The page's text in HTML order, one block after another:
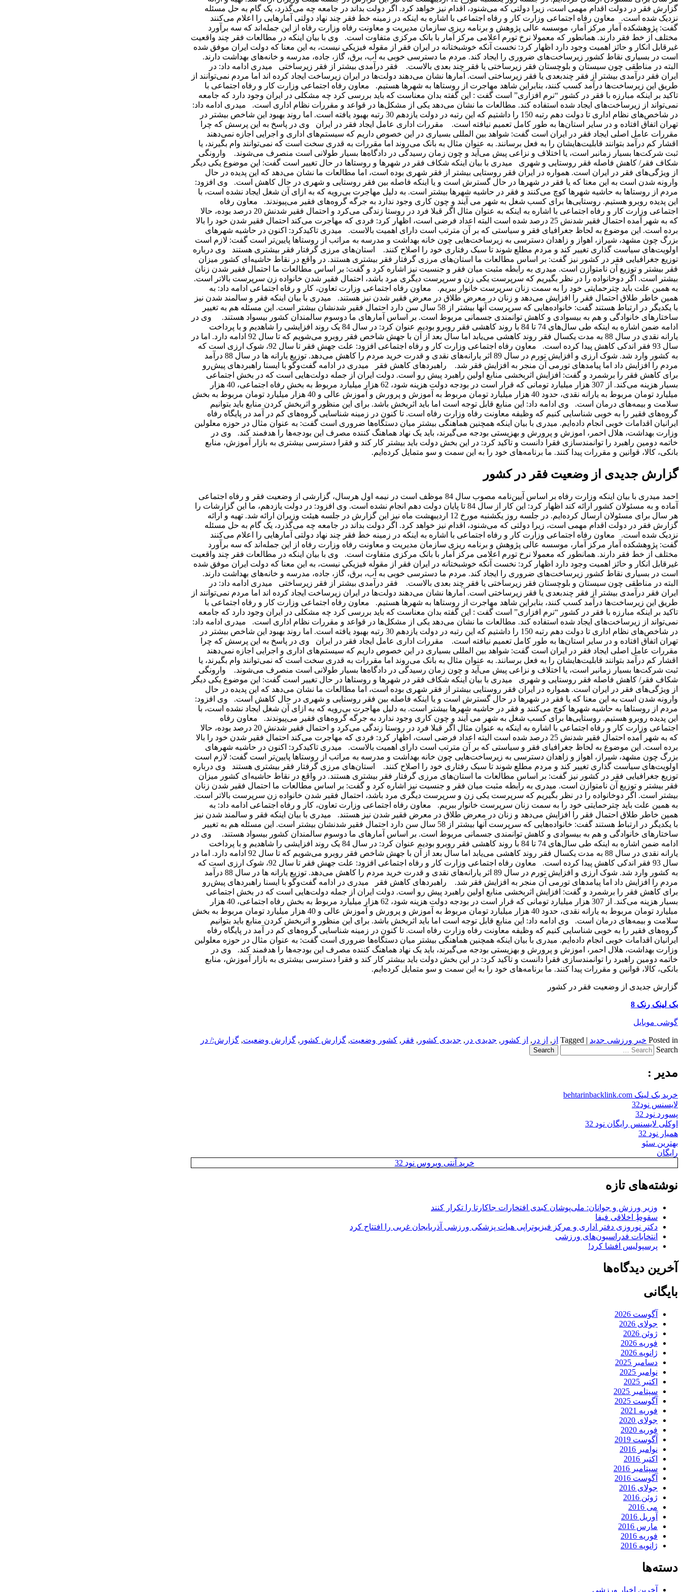
گزارش فقر در دولت اقدام مهمی است، زیرا دولتی که می‌شنود، اقدام نیز خواهد کرد. اگر دولت بداند در جامعه چه می‌گذرد، یک گام به حل مسئله
نزدیک شده است. معاون رفاه اجتماعی وزارت کار و رفاه اجتماعی با اشاره به اینکه در زمینه خط فقر چند نهاد دولتی آمارهایی را اعلام می‌کنند
گفت: پژوهشکده آمار مرکز آمار، موسسه عالی پژوهش و برنامه ریزی سازمان مدیریت و معاونت رفاه وزارت رفاه از این جمله‌اند که سه برآورد
مختلف از خط فقر دارند. همانطور که معمولا نرخ تورم اعلامی مرکز آمار با بانک مرکزی متفاوت است. وی با بیان اینکه در مطالعات فقر چند واقعیت
غیرقابل انکار و حائز اهمیت وجود دارد اظهار کرد: نخست آنکه خوشبختانه در ایران فقر از مقوله فیزیکی نیست، به این معنا که دولت ایران موفق شده
است در بسیاری نقاط کشور زیرساخت‌های ضروری را ایجاد کند. مردم ما دسترسی خوبی به آب، برق، گاز، جاده، مدرسه و خانه‌های بهداشت دارند.
البته در مناطقی چون سیستان و بلوچستان فقر زیرساختی یا فقر چند بعدی بالاست. فقر درآمدی بیشتر از فقر زیرساختی میدری ادامه داد: در
ایران فقر درآمدی بیشتر از فقر چندبعدی یا فقر زیرساختی است. آمارها نشان می‌دهند دولت‌ها در ایران زیرساخت‌ ایجاد کرده اند اما مردم نمی‌توانند از
طریق این زیرساخت‌ها درآمد کسب کنند، بنابراین شاهد مهاجرت از روستاها به شهرها هستیم. معاون رفاه اجتماعی وزارت کار و رفاه اجتماعی با
تاکید بر اینکه مبارزه با فقر در کشور “نرم افزاری” است گفت : این گفته بدان معناست که باید بررسی کرد چه مشکلی در ایران وجود دارد که جامعه
نمی‌تواند از زیرساخت‌های ایجاد شده استفاده کند. مطالعات ما نشان می‌دهد یکی از مشکل‌ها در قواعد و مقررات نظام اداری است. میدری ادامه داد:
در شاخص‌های نظام اداری تا دولت دهم رتبه 150 را داشتیم که این رتبه در دولت یازدهم 30 رتبه بهبود یافته است. اما روند بهبود این شاخص بیشتر در
تهران اتفاق افتاده و در سایر استان‌ها به طور کامل تعمیم نیافته است. مقررات اداری عامل ایجاد فقر در ایران وی در پاسخ به این پرسش که چرا
مقررات عامل اصلی ایجاد فقر در ایران است گفت: شواهد بین المللی بسیاری در این خصوص داریم که سیستم‌های اداری و اجرایی اجازه نمی‌دهند
اقشار کم درآمد بتوانند قابلیت‌هایشان را به فعل برسانند. به عنوان مثال به بانک می‌روند اما مقررات به قدری سخت است که نمی‌توانند وام بگیرند، یا
ثبت شرکت‌ها بسیار زمانبر است، یا اختلاف و نزاعی پیش می‌آید و چون زمان رسیدگی در دادگاه‌ها بسیار طولانی است منصرف می‌شوند. وارونگی
شکاف فقر/ کاهش فاصله فقر روستایی و شهری میدری با بیان اینکه شکاف فقر در شهرها و روستاها در حال تغییر است گفت: این موضوع یکی دیگر
از ویژگی‌های فقر در ایران است. همواره در ایران فقر روستایی بیشتر از فقر شهری بوده است، اما مطالعات ما نشان می‌دهد که این پدیده در حال
وارونه شدن است به این معنا که یا فقر در شهرها در حال گسترش است و یا اینکه فاصله بین فقر روستایی و شهری در حال کاهش است. وی افزود:
مردم از روستاها به حاشیه شهرها کوچ می‌کنند و فقر در حاشیه شهرها بیشتر است. به دلیل مهاجرت بی‌رویه که به ازای آن شغل ایجاد نشده است، با
این پدیده روبرو هستیم. روستایی‌ها برای کسب شغل به شهر می آیند و چون کاری وجود ندارد به جرگه گروه‌های فقیر می‌پیوندند. معاون رفاه
اجتماعی وزارت کار و رفاه اجتماعی با اشاره به اینکه به عنوان مثال اگر قبلا فرد در روستا زندگی می‌کرد و احتمال فقیر شدنش 20 درصد بوده، حالا
که به شهر آمده احتمال فقیر شدنش 25 درصد شده است البته اعداد فرضی است، اظهار کرد: فردی که مهاجرت می‌کند احتمال فقیر شدن خود را بالا
برده است. این موضوع به لحاظ جغرافیای فقر و سیاستی که بر آن مترتب است دارای اهمیت بالاست. میدری تاکیدکرد: اکنون در حاشیه شهرهای
بزرگ چون مشهد، شیراز، اهواز و زاهدان دسترسی به زیرساخت‌هایی چون خانه بهداشت و مدرسه به مراتب از روستاها پایین‌تر است گفت: لازم است
اولویت‌های سیاست گذاری تغییر کند و مردم مطلع شوند تا سبک رفتاری خود را اصلاح کنند. استان‌های مرزی گرفتار فقر بیشتری هستند وی درباره
توزیع جغرافیایی فقر در کشور نیز گفت: بر اساس مطالعات ما استان‌های مرزی گرفتار فقر بیشتری هستند. در واقع در نقاط حاشیه‌ای کشور میزان
فقر بیشتر و توزیع آن نامتوازن است. میدری به رابطه مثبت میان فقر و جنسیت نیز اشاره کرد و گفت: بر اساس مطالعات ما احتمال فقیر شدن زنان
بیشتر است. اگر دوخانواده را در نظر بگیریم که سرپرست یکی زن و سرپرست دیگری مرد باشد، احتمال فقیر شدن خانواده زن سرپرست بالاتر است.
به همین علت باید چترحمایتی خود را به سمت زنان سرپرست خانوار ببریم. معاون رفاه اجتماعی وزارت تعاون، کار و رفاه اجتماعی ادامه داد: به
همین خاطر طلاق احتمال فقر را افزایش می‌دهد و زنان در معرض طلاق در معرض فقیر شدن نیز هستند. میدری با بیان اینکه فقر و سالمند شدن نیز
با یکدیگر در ارتباط هستند گفت: خانواده‌هایی که سرپرست آنها بیشتر از 58 سال سن دارد احتمال فقیر شدنشان بیشتر است. این مسئله هم به تغییر
ساختارهای خانوادگی و هم به بیسوادی و کاهش توانمندی جسمانی مربوط است. بر اساس آمارهای ما دوسوم سالمندان کشور بیسواد هستند. وی در
ادامه ضمن اشاره به اینکه طی سال‌های 74 تا 84 با روند کاهشی فقر روبرو بودیم عنوان کرد: در سال 84 یک روند افزایشی را شاهدیم و با پرداخت
یارانه نقدی در سال 88 به مدت یکسال فقر روند کاهشی می‌یابد اما سال بعد از آن با جهش شاخص فقر روبرو می‌شویم که تا سال 92 ادامه دارد. اما در
سال 93 فقر اندکی کاهش پیدا کرده است. معاون رفاه اجتماعی وزارت کار و رفاه اجتماعی افزود: علت جهش فقر تا سال 92، شوک ارزی است که
به کشور وارد شد. شوک ارزی و افزایش تورم در سال 89 اثر یارانه‌های نقدی و قدرت خرید مردم را کاهش می‌دهد. توزیع یارانه ها در سال 88 درآمد
مردم را افزایش داد اما پیامدهای تورمی آن منجر به افزایش فقر شد. راهبردهای کاهش فقر میدری در ادامه گفت‌وگو با ایسنا راهبردهای پیش‌رو
برای کاهش فقر را برشمرد و گفت: افزایش اثربخشی منابع اولین راهبرد پیش رو است. دولت ایران از جمله دولت‌هایی است که در بخش اجتماعی
بسیار هزینه می‌کند. از 307 هزار میلیارد تومانی که قرار است در بودجه دولت هزینه شود، 62 هزار میلیارد مربوط به بخش رفاه اجتماعی، 40 هزار
میلیارد تومان مربوط به یارانه نقدی، حدود 40 هزار میلیارد تومان مربوط به آموزش و پرورش و آموزش عالی و 40 هزار میلیارد تومان مربوط به بخش
سلامت و بیمه‌های درمان است. وی ادامه داد: این منابع قابل توجه است اما باید اثربخش باشد. برای این منظور و اثربخش کردن منابع باید بتوانیم
گروه‌های فقیر را به خوبی شناسایی کنیم که وظیفه معاونت رفاه وزارت رفاه است. تا کنون در زمینه شناسایی گروه‌های کم در آمد در پایگاه رفاه
ایرانیان اقدامات خوبی انجام داده‌ایم. میدری با بیان اینکه همچنین هماهنگی بیشتر میان دستگاه‌ها ضروری است گفت: به عنوان مثال در حوزه معلولین
وزارت بهداشت، هلال احمر، اموزش و پرورش و بهزیستی بودجه می‌گیرند، باید یک نهاد هماهنگ کننده مصرف این بودجه‌ها را هدفمند کند. وی در
خاتمه دومین راهبرد را توانمندسازی فقرا دانست و تاکید کرد: در این بخش دولت باید بیشتر کار کند و فقرا دسترسی بیشتری به بازار آموزش، منابع
بانکی، کالا، قوانین و مقررات پیدا کنند. ما برنامه‌های خود را به این سمت و سو متمایل کرده‌ایم.
گزارش جدیدی از وضعیت فقر در کشور
احمد میدری با بیان اینکه وزارت رفاه بر اساس آیین‌نامه مصوب سال 84 موظف است در نیمه اول هرسال، گزارشی از وضعیت فقر و رفاه اجتماعی
آماده و به مسئولان کشور ارائه کند اظهار کرد: این کار از سال 84 تا پایان دولت دهم انجام نشده است. وی افزود: در دولت یازدهم، ما این گزارشات را
هر سال برای مسئولان ارسال کرده‌ایم. در جلسه روز یکشنبه مورخ 12 اردیبهشت ماه نیز این گزارش در جلسه هیئت وزیران ارائه شد. تهیه و ارائه
گزارش فقر در دولت اقدام مهمی است، زیرا دولتی که می‌شنود، اقدام نیز خواهد کرد. اگر دولت بداند در جامعه چه می‌گذرد، یک گام به حل مسئله
نزدیک شده است. معاون رفاه اجتماعی وزارت کار و رفاه اجتماعی با اشاره به اینکه در زمینه خط فقر چند نهاد دولتی آمارهایی را اعلام می‌کنند
گفت: پژوهشکده آمار مرکز آمار، موسسه عالی پژوهش و برنامه ریزی سازمان مدیریت و معاونت رفاه وزارت رفاه از این جمله‌اند که سه برآورد
مختلف از خط فقر دارند. همانطور که معمولا نرخ تورم اعلامی مرکز آمار با بانک مرکزی متفاوت است. وی با بیان اینکه در مطالعات فقر چند واقعیت
غیرقابل انکار و حائز اهمیت وجود دارد اظهار کرد: نخست آنکه خوشبختانه در ایران فقر از مقوله فیزیکی نیست، به این معنا که دولت ایران موفق شده
است در بسیاری نقاط کشور زیرساخت‌های ضروری را ایجاد کند. مردم ما دسترسی خوبی به آب، برق، گاز، جاده، مدرسه و خانه‌های بهداشت دارند.
البته در مناطقی چون سیستان و بلوچستان فقر زیرساختی یا فقر چند بعدی بالاست. فقر درآمدی بیشتر از فقر زیرساختی میدری ادامه داد: در
ایران فقر درآمدی بیشتر از فقر چندبعدی یا فقر زیرساختی است. آمارها نشان می‌دهند دولت‌ها در ایران زیرساخت‌ ایجاد کرده اند اما مردم نمی‌توانند از
طریق این زیرساخت‌ها درآمد کسب کنند، بنابراین شاهد مهاجرت از روستاها به شهرها هستیم. معاون رفاه اجتماعی وزارت کار و رفاه اجتماعی با
تاکید بر اینکه مبارزه با فقر در کشور “نرم افزاری” است گفت : این گفته بدان معناست که باید بررسی کرد چه مشکلی در ایران وجود دارد که جامعه
نمی‌تواند از زیرساخت‌های ایجاد شده استفاده کند. مطالعات ما نشان می‌دهد یکی از مشکل‌ها در قواعد و مقررات نظام اداری است. میدری ادامه داد:
در شاخص‌های نظام اداری تا دولت دهم رتبه 150 را داشتیم که این رتبه در دولت یازدهم 30 رتبه بهبود یافته است. اما روند بهبود این شاخص بیشتر در
تهران اتفاق افتاده و در سایر استان‌ها به طور کامل تعمیم نیافته است. مقررات اداری عامل ایجاد فقر در ایران وی در پاسخ به این پرسش که چرا
مقررات عامل اصلی ایجاد فقر در ایران است گفت: شواهد بین المللی بسیاری در این خصوص داریم که سیستم‌های اداری و اجرایی اجازه نمی‌دهند
اقشار کم درآمد بتوانند قابلیت‌هایشان را به فعل برسانند. به عنوان مثال به بانک می‌روند اما مقررات به قدری سخت است که نمی‌توانند وام بگیرند، یا
ثبت شرکت‌ها بسیار زمانبر است، یا اختلاف و نزاعی پیش می‌آید و چون زمان رسیدگی در دادگاه‌ها بسیار طولانی است منصرف می‌شوند. وارونگی
شکاف فقر/ کاهش فاصله فقر روستایی و شهری میدری با بیان اینکه شکاف فقر در شهرها و روستاها در حال تغییر است گفت: این موضوع یکی دیگر
از ویژگی‌های فقر در ایران است. همواره در ایران فقر روستایی بیشتر از فقر شهری بوده است، اما مطالعات ما نشان می‌دهد که این پدیده در حال
وارونه شدن است به این معنا که یا فقر در شهرها در حال گسترش است و یا اینکه فاصله بین فقر روستایی و شهری در حال کاهش است. وی افزود:
مردم از روستاها به حاشیه شهرها کوچ می‌کنند و فقر در حاشیه شهرها بیشتر است. به دلیل مهاجرت بی‌رویه که به ازای آن شغل ایجاد نشده است، با
این پدیده روبرو هستیم. روستایی‌ها برای کسب شغل به شهر می آیند و چون کاری وجود ندارد به جرگه گروه‌های فقیر می‌پیوندند. معاون رفاه
اجتماعی وزارت کار و رفاه اجتماعی با اشاره به اینکه به عنوان مثال اگر قبلا فرد در روستا زندگی می‌کرد و احتمال فقیر شدنش 20 درصد بوده، حالا
که به شهر آمده احتمال فقیر شدنش 25 درصد شده است البته اعداد فرضی است، اظهار کرد: فردی که مهاجرت می‌کند احتمال فقیر شدن خود را بالا
برده است. این موضوع به لحاظ جغرافیای فقر و سیاستی که بر آن مترتب است دارای اهمیت بالاست. میدری تاکیدکرد: اکنون در حاشیه شهرهای
بزرگ چون مشهد، شیراز، اهواز و زاهدان دسترسی به زیرساخت‌هایی چون خانه بهداشت و مدرسه به مراتب از روستاها پایین‌تر است گفت: لازم است
اولویت‌های سیاست گذاری تغییر کند و مردم مطلع شوند تا سبک رفتاری خود را اصلاح کنند. استان‌های مرزی گرفتار فقر بیشتری هستند وی درباره
توزیع جغرافیایی فقر در کشور نیز گفت: بر اساس مطالعات ما استان‌های مرزی گرفتار فقر بیشتری هستند. در واقع در نقاط حاشیه‌ای کشور میزان
فقر بیشتر و توزیع آن نامتوازن است. میدری به رابطه مثبت میان فقر و جنسیت نیز اشاره کرد و گفت: بر اساس مطالعات ما احتمال فقیر شدن زنان
بیشتر است. اگر دوخانواده را در نظر بگیریم که سرپرست یکی زن و سرپرست دیگری مرد باشد، احتمال فقیر شدن خانواده زن سرپرست بالاتر است.
به همین علت باید چترحمایتی خود را به سمت زنان سرپرست خانوار ببریم. معاون رفاه اجتماعی وزارت تعاون، کار و رفاه اجتماعی ادامه داد: به
همین خاطر طلاق احتمال فقر را افزایش می‌دهد و زنان در معرض طلاق در معرض فقیر شدن نیز هستند. میدری با بیان اینکه فقر و سالمند شدن نیز
با یکدیگر در ارتباط هستند گفت: خانواده‌هایی که سرپرست آنها بیشتر از 58 سال سن دارد احتمال فقیر شدنشان بیشتر است. این مسئله هم به تغییر
ساختارهای خانوادگی و هم به بیسوادی و کاهش توانمندی جسمانی مربوط است. بر اساس آمارهای ما دوسوم سالمندان کشور بیسواد هستند. وی در
ادامه ضمن اشاره به اینکه طی سال‌های 74 تا 84 با روند کاهشی فقر روبرو بودیم عنوان کرد: در سال 84 یک روند افزایشی را شاهدیم و با پرداخت
یارانه نقدی در سال 88 به مدت یکسال فقر روند کاهشی می‌یابد اما سال بعد از آن با جهش شاخص فقر روبرو می‌شویم که تا سال 92 ادامه دارد. اما در
سال 93 فقر اندکی کاهش پیدا کرده است. معاون رفاه اجتماعی وزارت کار و رفاه اجتماعی افزود: علت جهش فقر تا سال 92، شوک ارزی است که
به کشور وارد شد. شوک ارزی و افزایش تورم در سال 89 اثر یارانه‌های نقدی و قدرت خرید مردم را کاهش می‌دهد. توزیع یارانه ها در سال 88 درآمد
مردم را افزایش داد اما پیامدهای تورمی آن منجر به افزایش فقر شد. راهبردهای کاهش فقر میدری در ادامه گفت‌وگو با ایسنا راهبردهای پیش‌رو
برای کاهش فقر را برشمرد و گفت: افزایش اثربخشی منابع اولین راهبرد پیش رو است. دولت ایران از جمله دولت‌هایی است که در بخش اجتماعی
بسیار هزینه می‌کند. از 307 هزار میلیارد تومانی که قرار است در بودجه دولت هزینه شود، 62 هزار میلیارد مربوط به بخش رفاه اجتماعی، 40 هزار
میلیارد تومان مربوط به یارانه نقدی، حدود 40 هزار میلیارد تومان مربوط به آموزش و پرورش و آموزش عالی و 40 هزار میلیارد تومان مربوط به بخش
سلامت و بیمه‌های درمان است. وی ادامه داد: این منابع قابل توجه است اما باید اثربخش باشد. برای این منظور و اثربخش کردن منابع باید بتوانیم
گروه‌های فقیر را به خوبی شناسایی کنیم که وظیفه معاونت رفاه وزارت رفاه است. تا کنون در زمینه شناسایی گروه‌های کم در آمد در پایگاه رفاه
ایرانیان اقدامات خوبی انجام داده‌ایم. میدری با بیان اینکه همچنین هماهنگی بیشتر میان دستگاه‌ها ضروری است گفت: به عنوان مثال در حوزه معلولین
وزارت بهداشت، هلال احمر، اموزش و پرورش و بهزیستی بودجه می‌گیرند، باید یک نهاد هماهنگ کننده مصرف این بودجه‌ها را هدفمند کند. وی در
خاتمه دومین راهبرد را توانمندسازی فقرا دانست و تاکید کرد: در این بخش دولت باید بیشتر کار کند و فقرا دسترسی بیشتری به بازار آموزش، منابع
بانکی، کالا، قوانین و مقررات پیدا کنند. ما برنامه‌های خود را به این سمت و سو متمایل کرده‌ایم.
گزارش جدیدی از وضعیت فقر در کشور
بک لینک رنک 8
گوشی موبایل
Posted in خبر ورزشی جدید |
Tagged از , از در , از کشور , جدیدی در , جدیدی کشور , فقر , کشور وضعیت, گزارش کشور , گزارش وضعیت, گزارش:/ در
Search
مدیر :
خرید بک لینک behtarinbacklink.com
لایسنس نود32
پسورد نود 32
اوکلی لایسنس رایگان نود 32
همیار نود 32
بهترین سئو
رایگان
خرید آنتی ویروس نود 32
نوشته‌های تازه
وزیر ورزش و جوانان: ملی‌پوشان کبدی افتخارات جاکارتا را تکرار کنند
سقوطِ اخلاقی فیفا
دکتر نوروزی دفتر اداری و مرکز فیزیوتراپی هیات پزشکی ورزشی آذربایجان غربی را افتتاح کرد
انتخابات فدراسیون‌های ورزشی
پرسپولیس افشا کرد!
آخرین دیدگاه‌ها
بایگانی
آگوست 2026
جولای 2026
ژوئن 2026
فوریه 2026
ژانویه 2026
دسامبر 2025
نوامبر 2025
اکتبر 2025
سپتامبر 2025
آگوست 2025
فوریه 2021
جولای 2020
فوریه 2020
آگوست 2019
نوامبر 2016
اکتبر 2016
سپتامبر 2016
آگوست 2016
جولای 2016
ژوئن 2016
می 2016
آوریل 2016
مارس 2016
فوریه 2016
ژانویه 2016
دسته‌ها
آخرین اخبار ورزشی